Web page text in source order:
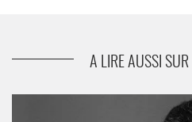
A LIRE AUSSI SUR
L’opéra « Jeune public » Le